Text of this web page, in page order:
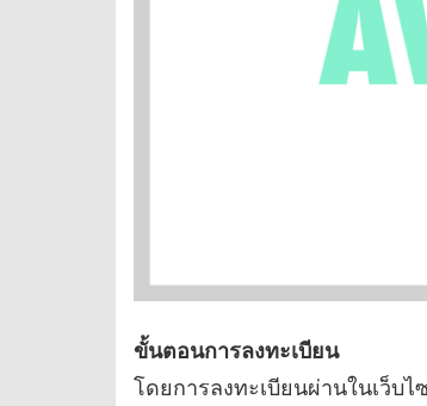
ขั้นตอนการลงทะเบียน
โดยการลงทะเบียนผ่านในเว็บ